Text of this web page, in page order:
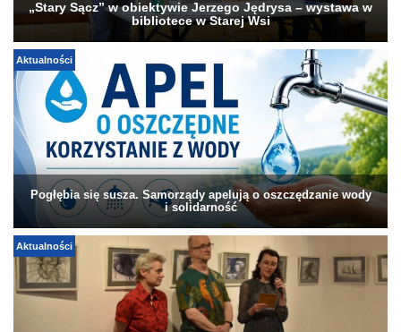
„Stary Sącz” w obiektywie Jerzego Jędrysa – wystawa w
bibliotece w Starej Wsi
Aktualności
Pogłębia się susza. Samorządy apelują o oszczędzanie wody
i solidarność
Aktualności